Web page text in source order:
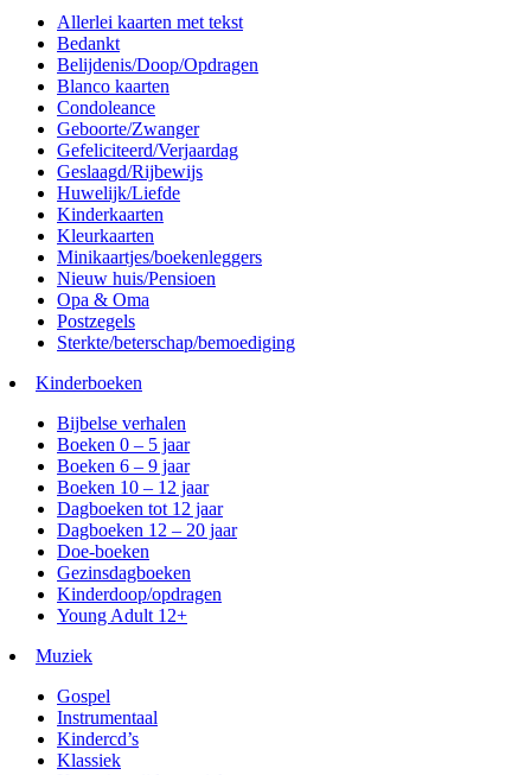
Allerlei kaarten met tekst
Bedankt
Belijdenis/Doop/Opdragen
Blanco kaarten
Condoleance
Geboorte/Zwanger
Gefeliciteerd/Verjaardag
Geslaagd/Rijbewijs
Huwelijk/Liefde
Kinderkaarten
Kleurkaarten
Minikaartjes/boekenleggers
Nieuw huis/Pensioen
Opa & Oma
Postzegels
Sterkte/beterschap/bemoediging
Kinderboeken
Bijbelse verhalen
Boeken 0 – 5 jaar
Boeken 6 – 9 jaar
Boeken 10 – 12 jaar
Dagboeken tot 12 jaar
Dagboeken 12 – 20 jaar
Doe-boeken
Gezinsdagboeken
Kinderdoop/opdragen
Young Adult 12+
Muziek
Gospel
Instrumentaal
Kindercd’s
Klassiek